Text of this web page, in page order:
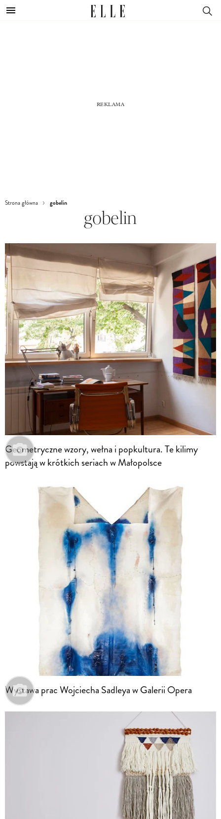
Strona główna gobelin
gobelin
Geometryczne wzory, wełna i popkultura. Te kilimy
powstają w krótkich seriach w Małopolsce
Wystawa prac Wojciecha Sadleya w Galerii Opera